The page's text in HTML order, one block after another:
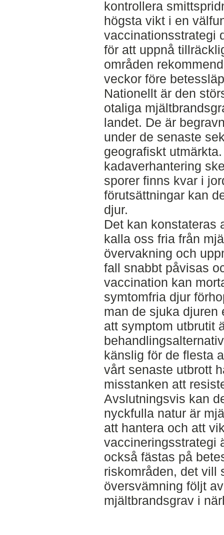
kontrollera
högsta vikt i en
vaccinationsstrategi
för att uppnå
områden
veckor före
Nationellt är den
otaliga
landet. De är
under de senaste
geografiskt
kadaverhantering
sporer finns kvar i
förutsättningar kan
djur.
Det kan konstateras
kalla oss fria från
övervakning och
fall snabbt påvisas
vaccination kan
symtomfria djur
man de sjuka djuren
att symptom utbrutit
känslig för de flesta
vårt senaste utbrott
misstanken att
Avslutningsvis kan
nyckfulla natur är
att hantera och att
vaccineringsstrategi
också fästas på
riskområden, det vill
översvämning följt
mjältbrandsgrav i